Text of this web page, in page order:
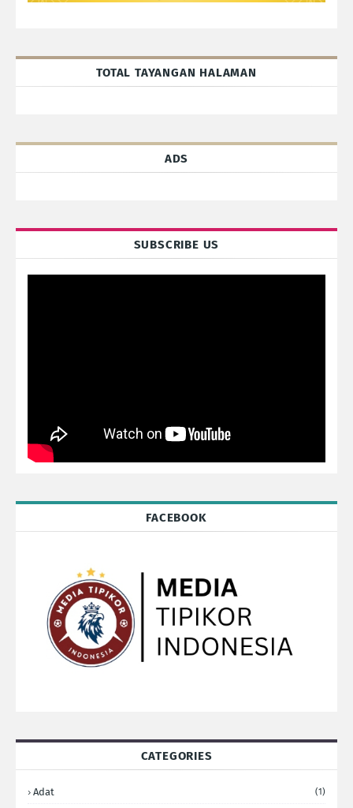
TOTAL TAYANGAN HALAMAN
ADS
SUBSCRIBE US
FACEBOOK
CATEGORIES
Adat (1)